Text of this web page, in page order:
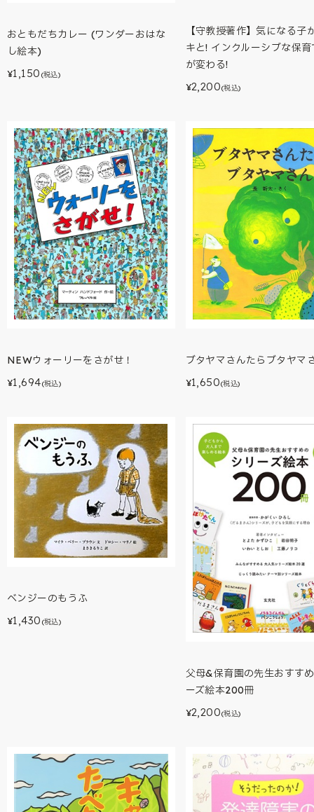
おともだちカレー (ワンダーおはな
し絵本)
¥1,150 (税込)
【守教授著作】気になる子
キと! インクルーシブな保
が変わる!
¥2,200(税込)
NEWウォーリーをさがせ！
¥1,694(税込)
ブタヤマさんたらブタヤマ
¥1,650(税込)
ベンジーのもうふ
¥1,430 (税込)
父母&保育園の先生おすす
ーズ絵本200冊
¥2,200(税込)